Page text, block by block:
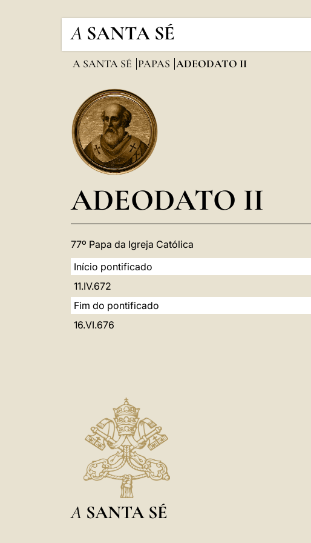
A SANTA SÉ
A SANTA SÉ PAPAS ADEODATO II
ADEODATO II
77º Papa da Igreja Católica
Início pontificado
11.IV.672
Fim do pontificado
16.VI.676
A SANTA SÉ